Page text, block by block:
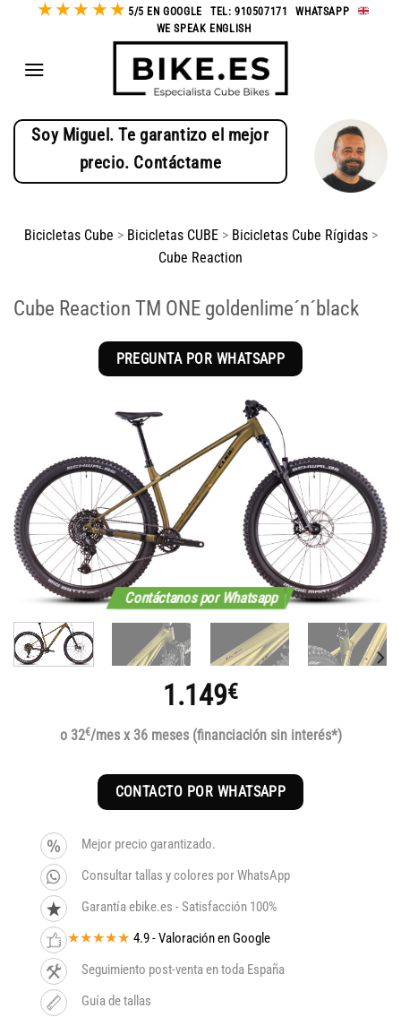
★★ ★ ★★ 5/5 EN GOOGLE TEL: 910507171 -WHATSAPP
WE SPEAK ENGLISH
Soy Miguel. Te garantizo el mejor
precio. Contáctame
Bicicletas Cube > Bicicletas CUBE > Bicicletas Cube Rígidas >
Cube Reaction
Cube Reaction TM ONE goldenlime´n´black
PREGUNTA POR WHATSAPP
Contáctanos por Whatsapp
1.149€
o 32€/mes x 36 meses (financiación sin interés*)
CONTACTO POR WHATSAPP
Mejor precio garantizado.
Consultar tallas y colores por WhatsApp
Garantía ebike.es - Satisfacción 100%
★★★★★ 4.9 - Valoración en Google
Seguimiento post-venta en toda España
Guía de tallas